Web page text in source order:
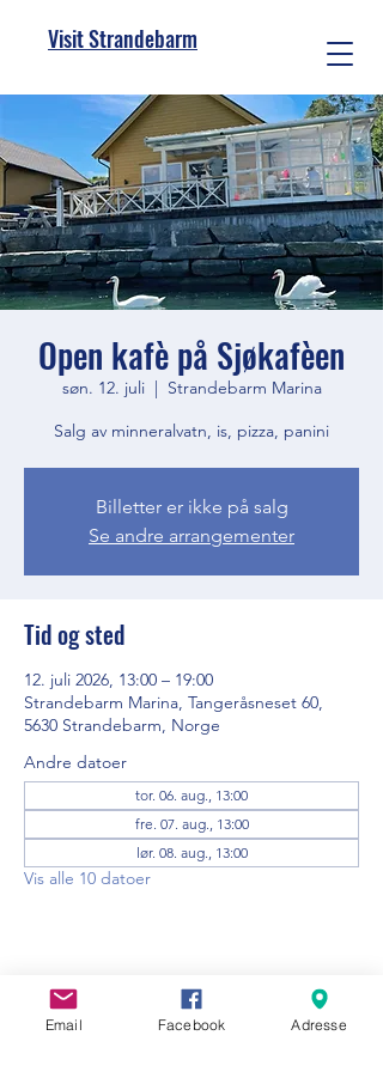
Visit Strandebarm
Open kafè på Sjøkafèen
søn. 12. juli
  |
Strandebarm Marina
Salg av minneralvatn, is, pizza, panini
Billetter er ikke på salg
Se andre arrangementer
Tid og sted
12. juli 2026, 13:00 – 19:00
Strandebarm Marina, Tangeråsneset 60,
5630 Strandebarm, Norge
Andre datoer
tor. 06. aug., 13:00
fre. 07. aug., 13:00
lør. 08. aug., 13:00
Vis alle 10 datoer
Del dette arrangementet
Email Facebook Adresse